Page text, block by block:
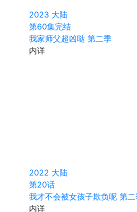
2023 大陆
第60集完结
我家师父超凶哒 第二季
内详
2022 大陆
第20话
我才不会被女孩子欺负呢 第
内详